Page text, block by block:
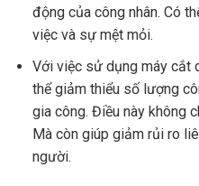
động của công nhân. Có
việc và sự mệt mỏi.
Với việc sử dụng máy cắt
thể giảm thiểu số lượng
gia công. Điều này không
Mà còn giúp giảm rủi ro
người.